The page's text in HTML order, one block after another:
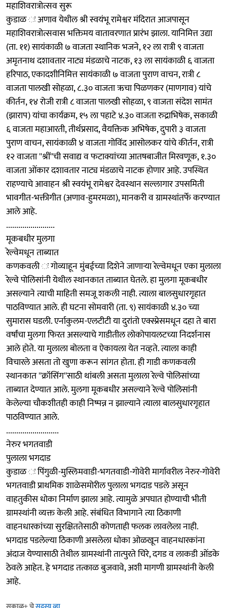
महाशिवरात्रोत्सव सुरू
कुडाळ ः अणाव येथील श्री स्वयंभू रामेश्वर मंदिरात आजपासून
महाशिवरात्रोत्सवास भक्तिमय वातावरणात प्रारंभ झाला. यानिमित्त उद्या
(ता. ११) सायंकाळी ७ वाजता स्थानिक भजने, १२ ला रात्री ९ वाजता
अमृतनाथ दशावतार नाट्य मंडळाचे नाटक, १३ ला सायंकाळी ६ वाजता
हरिपाठ, एकादशीनिमित्त सायंकाळी ७ वाजता पुराण वाचन, रात्री ८
वाजता पालखी सोहळा, ८.३० वाजता ऋचा पिळणकर (माणगाव) यांचे
कीर्तन, १४ रोजी रात्री ८ वाजता पालखी सोहळा, ९ वाजता संदेश सामंत
(झाराप) यांचा कार्यक्रम, १५ ला पहाटे ४.३० वाजता रुद्राभिषेक, सकाळी
६ वाजता महाआरती, तीर्थप्रसाद, वैयक्तिक अभिषेक, दुपारी ३ वाजता
पुराण वाचन, सायंकाळी ४ वाजता गोविंद आसोलकर यांचे कीर्तन, रात्री
१२ वाजता ''श्रीं''ची सवाद्य व फटाक्यांच्या आतषबाजीत मिरवणूक, १.३०
वाजता ओंकार दशावतार नाट्य मंडळाचे नाटक होणार आहे. उपस्थित
राहण्याचे आवाहन श्री स्वयंभू रामेश्वर देवस्थान सल्लागार उपसमिती
भावगीत-भक्तीगीत (अणाव-हुमरमळा), मानकरी व ग्रामस्थांतर्फे करण्यात
आले आहे.
........................
मूकबधीर मुलगा
रेल्वेमधून ताब्यात
कणकवली ः गोव्याहून मुंबईच्या दिशेने जाणार्‍या रेल्वेमधून एका मुलाला
रेल्वे पोलिसांनी येथील स्थानकात ताब्यात घेतले. हा मुलगा मूकबधीर
असल्याने त्याची माहिती समजू शकली नाही. त्याला बालसुधारगृहात
पाठविण्यात आले. ही घटना सोमवारी (ता. ९) सायंकाळी ४.३० च्या
सुमारास घडली. एर्नाकुलम-एलटीटी या दुरांतो एक्स्प्रेसमधून दहा ते बारा
वर्षांचा मुलगा फिरत असल्याचे गाडीतील लोकोपायलटच्या निदर्शनास
आले होते. या मुलाला बोलता व ऐकायला येत नव्हते. त्याला काही
विचारले असता तो खुणा करून सांगत होता. ही गाडी कणकवली
स्थानकात ''क्रॉसिंग''साठी थांबली असता मुलाला रेल्वे पोलिसांच्या
ताब्यात देण्यात आले. मुलगा मूकबधीर असल्याने रेल्वे पोलिसांनी
केलेल्या चौकशीतही काही निष्पन्न न झाल्याने त्याला बालसुधारगृहात
पाठविण्यात आले.
..........................
नेरुर भगतवाडी
पुलाला भगदाड
कुडाळ ः पिंगुळी-मुस्लिमवाडी-भगतवाडी-गोवेरी मार्गावरील नेरुर-गोवेरी
भगतवाडी प्राथमिक शाळेसमोरील पुलाला भगदाड पडले असून
वाहतुकीस धोका निर्माण झाला आहे. त्यामुळे अपघात होण्याची भीती
ग्रामस्थांनी व्यक्त केली आहे. संबंधित विभागाने त्या ठिकाणी
वाहनधारकांच्या सुरक्षिततेसाठी कोणताही फलक लावलेला नाही.
भगदाड पडलेल्या ठिकाणी असलेला धोका ओळखून वाहनधारकांना
अंदाज येण्यासाठी तेथील ग्रामस्थांनी तात्पुरते चिरे, दगड व लाकडी ओंडके
ठेवले आहेत. हे भगदाड तत्काळ बुजवावे, अशी मागणी ग्रामस्थांनी केली
आहे.